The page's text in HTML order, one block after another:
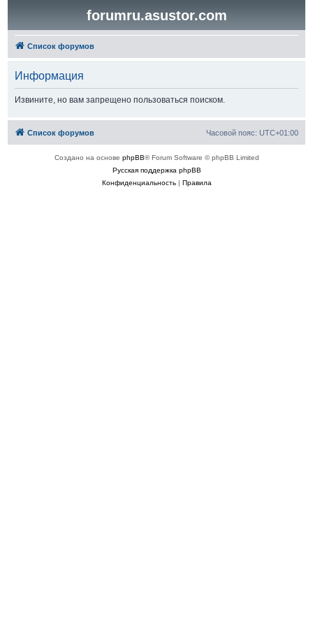
forumru.asustor.com
Список форумов
Информация
Извините, но вам запрещено пользоваться поиском.
Список форумов Часовой пояс: UTC+01:00
Создано на основе phpBB® Forum Software © phpBB Limited
Русская поддержка phpBB
Конфиденциальность| Правила